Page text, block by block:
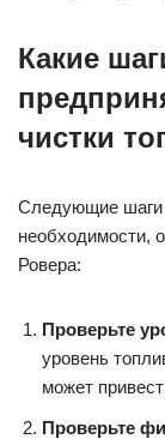
Какие
чистки
Следующие шаги
необходимости,
Ровера:
Проверьте
уровень
может
Проверьте